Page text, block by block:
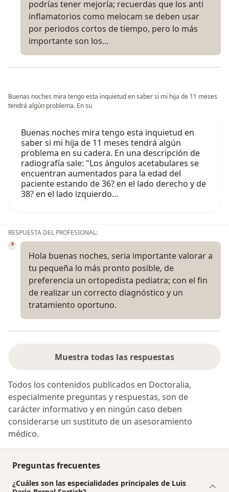
podrías tener mejoría; recuerdas que los anti
inflamatorios como melocam se deben usar
por periodos cortos de tiempo, pero lo más
importante son los…
Buenas noches mira tengo esta inquietud en saber si mi hija de 11 meses
tendrá algún problema. En su
Buenas noches mira tengo esta inquietud en
saber si mi hija de 11 meses tendrá algún
problema en su cadera. En una descripción de
radiografía sale: "Los ángulos acetabulares se
encuentran aumentados para la edad del
paciente estando de 36? en el lado derecho y de
38? en el lado izquierdo…
RESPUESTA DEL PROFESIONAL:
Hola buenas noches, seria importante valorar a
tu pequeña lo más pronto posible, de
preferencia un ortopedista pediatra; con el fin
de realizar un correcto diagnóstico y un
tratamiento oportuno.
Muestra todas las respuestas
Todos los contenidos publicados en Doctoralia,
especialmente preguntas y respuestas, son de
carácter informativo y en ningún caso deben
considerarse un sustituto de un asesoramiento
médico.
Preguntas frecuentes
¿Cuáles son las especialidades principales de Luis